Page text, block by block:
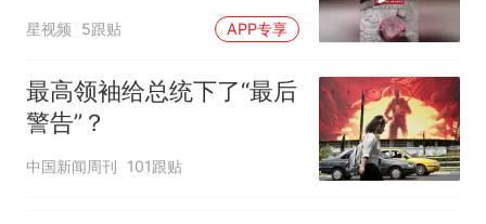
风口未延伸到外墙
星视频 5跟贴 APP专享
最高领袖给总统下了“最后
警告”？
中国新闻周刊 101跟贴